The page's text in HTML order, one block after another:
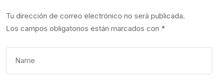
Tu dirección de correo electrónico no será publicada.
Los campos obligatorios están marcados con *